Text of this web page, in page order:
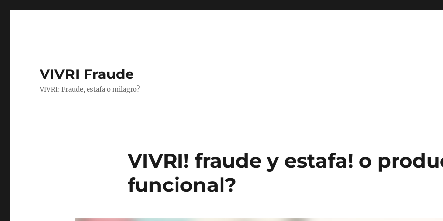
VIVRI Fraude
VIVRI: Fraude, estafa o milagro?
VIVRI! fraude y estafa! o
funcional?